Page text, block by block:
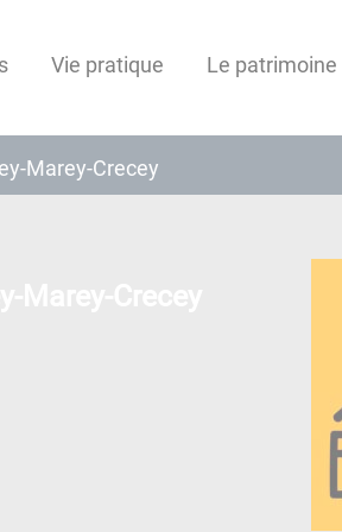
Vie pratique Le patrimoine
Marey-Crecey